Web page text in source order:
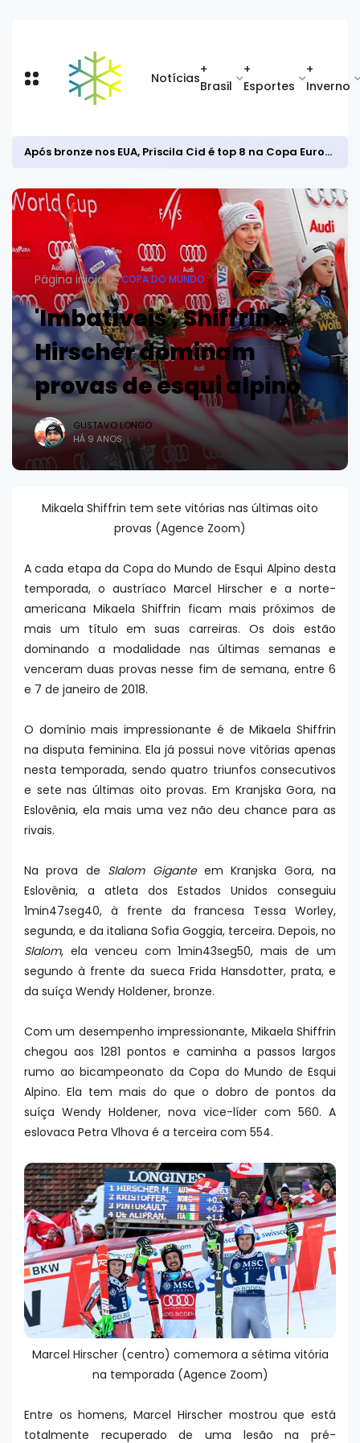
Notícias
+
Brasil
+
Esportes
+
Inverno
Após bronze nos EUA, Priscila Cid é top 8 na Copa Europeia de snowboard halfpipe
Página inicial COPA DO MUNDO
'Imbatíveis', Shiffrin e
Hirscher dominam
provas de esqui alpino
GUSTAVO LONGO
HÁ 9 ANOS
Mikaela Shiffrin tem sete vitórias nas últimas oito
provas (Agence Zoom)
A cada etapa da Copa do Mundo de Esqui Alpino desta
temporada, o austríaco Marcel Hirscher e a norte-
americana Mikaela Shiffrin ficam mais próximos de
mais um título em suas carreiras. Os dois estão
dominando a modalidade nas últimas semanas e
venceram duas provas nesse fim de semana, entre 6
e 7 de janeiro de 2018.
O domínio mais impressionante é de Mikaela Shiffrin
na disputa feminina. Ela já possui nove vitórias apenas
nesta temporada, sendo quatro triunfos consecutivos
e sete nas últimas oito provas. Em Kranjska Gora, na
Eslovênia, ela mais uma vez não deu chance para as
rivais.
Na prova de Slalom Giganteem Kranjska Gora, na
Eslovênia, a atleta dos Estados Unidos conseguiu
1min47seg40, à frente da francesa Tessa Worley,
segunda, e da italiana Sofia Goggia, terceira. Depois, no
Slalom, ela venceu com 1min43seg50, mais de um
segundo à frente da sueca Frida Hansdotter, prata, e
da suíça Wendy Holdener, bronze.
Com um desempenho impressionante, Mikaela Shiffrin
chegou aos 1281 pontos e caminha a passos largos
rumo ao bicampeonato da Copa do Mundo de Esqui
Alpino. Ela tem mais do que o dobro de pontos da
suíça Wendy Holdener, nova vice-líder com 560. A
eslovaca Petra Vlhova é a terceira com 554.
Marcel Hirscher (centro) comemora a sétima vitória
na temporada (Agence Zoom)
Entre os homens, Marcel Hirscher mostrou que está
totalmente recuperado de uma lesão na pré-